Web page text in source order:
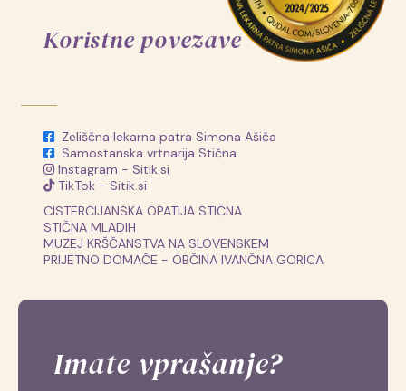
Koristne povezave
Zeliščna lekarna patra Simona Ašiča
Samostanska vrtnarija Stična
Instagram - Sitik.si
TikTok - Sitik.si
CISTERCIJANSKA OPATIJA STIČNA
STIČNA MLADIH
MUZEJ KRŠČANSTVA NA SLOVENSKEM
PRIJETNO DOMAČE - OBČINA IVANČNA GORICA
Imate vprašanje?